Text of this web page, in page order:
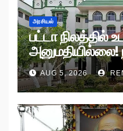
அரசியல்
பட்டா நிலத்தில்
அனுமதியில்லை!
உத்தரவு!
AUG 5, 2026